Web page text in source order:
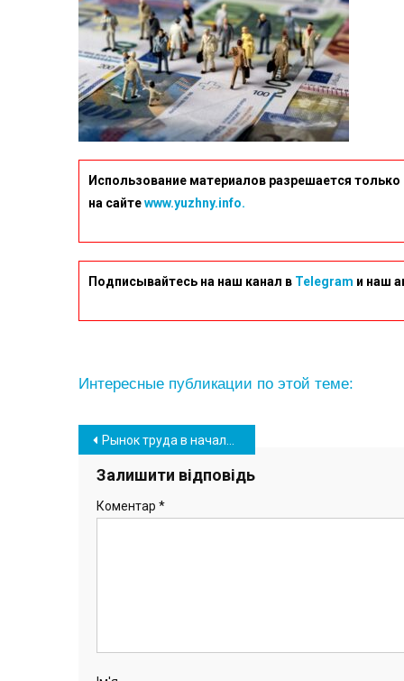
Использование материалов разрешается
на сайтеwww.yuzhny.info.
Подписывайтесь на наш канал в Telegram и наш
Интересные публикации по этой теме:
Навігація
записів
Рынок труда в начале 2022 года: средняя зарплата, топовые сферы деятельности и профессии
Залишити відповідь
Коментар *